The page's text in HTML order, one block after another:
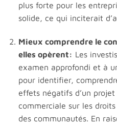
plus forte pour les
solide, ce qui inciterait
Mieux comprendre le
elles opèrent: Les
examen approfondi et à
pour identifier,
effets négatifs d’un
commerciale sur les
des communautés. En